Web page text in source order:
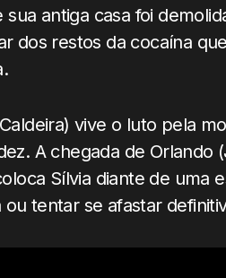
antiga casa foi
dos restos da cocaína
vive o luto pela
A chegada de Orlando
Sílvia diante de uma
tentar se afastar